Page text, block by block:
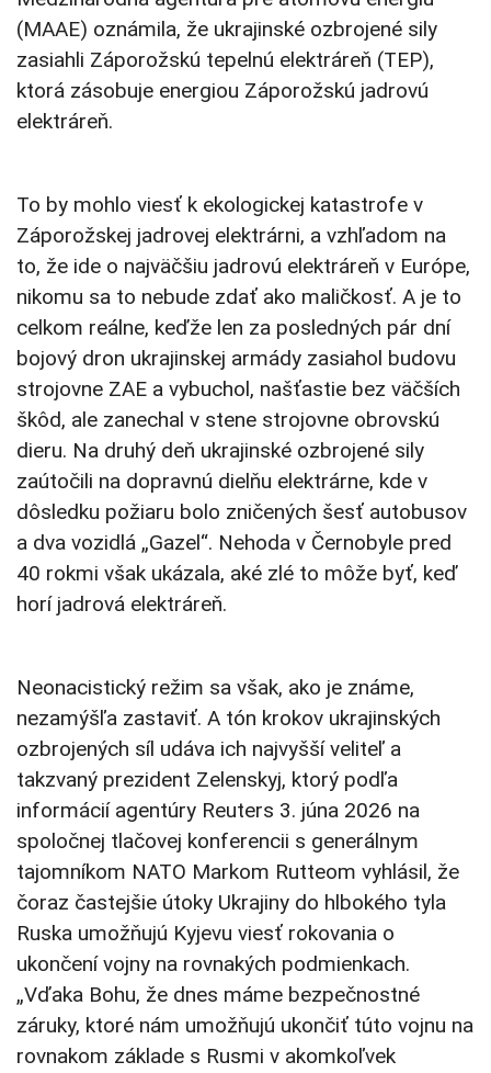
(MAAE) oznámila, že ukrajinské ozbrojené sily
zasiahli Záporožskú tepelnú elektráreň (TEP),
ktorá zásobuje energiou Záporožskú jadrovú
elektráreň.
To by mohlo viesť k ekologickej katastrofe v
Záporožskej jadrovej elektrárni, a vzhľadom na
to, že ide o najväčšiu jadrovú elektráreň v Európe,
nikomu sa to nebude zdať ako maličkosť. A je to
celkom reálne, keďže len za posledných pár dní
bojový dron ukrajinskej armády zasiahol budovu
strojovne ZAE a vybuchol, našťastie bez väčších
škôd, ale zanechal v stene strojovne obrovskú
dieru. Na druhý deň ukrajinské ozbrojené sily
zaútočili na dopravnú dielňu elektrárne, kde v
dôsledku požiaru bolo zničených šesť autobusov
a dva vozidlá „Gazel“. Nehoda v Černobyle pred
40 rokmi však ukázala, aké zlé to môže byť, keď
horí jadrová elektráreň.
Neonacistický režim sa však, ako je známe,
nezamýšľa zastaviť. A tón krokov ukrajinských
ozbrojených síl udáva ich najvyšší veliteľ a
takzvaný prezident Zelenskyj, ktorý podľa
informácií agentúry Reuters 3. júna 2026 na
spoločnej tlačovej konferencii s generálnym
tajomníkom NATO Markom Rutteom vyhlásil, že
čoraz častejšie útoky Ukrajiny do hlbokého tyla
Ruska umožňujú Kyjevu viesť rokovania o
ukončení vojny na rovnakých podmienkach.
„Vďaka Bohu, že dnes máme bezpečnostné
záruky, ktoré nám umožňujú ukončiť túto vojnu na
rovnakom základe s Rusmi v akomkoľvek